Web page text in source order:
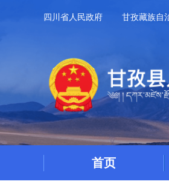
四川省人民政府 甘孜藏族自
首页